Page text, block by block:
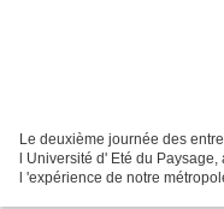
Le deuxième journée des
l Université d' Eté du
l 'expérience de notre